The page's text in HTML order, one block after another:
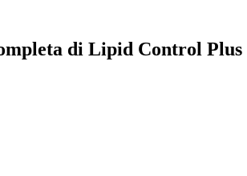
di Lipid Control Plus